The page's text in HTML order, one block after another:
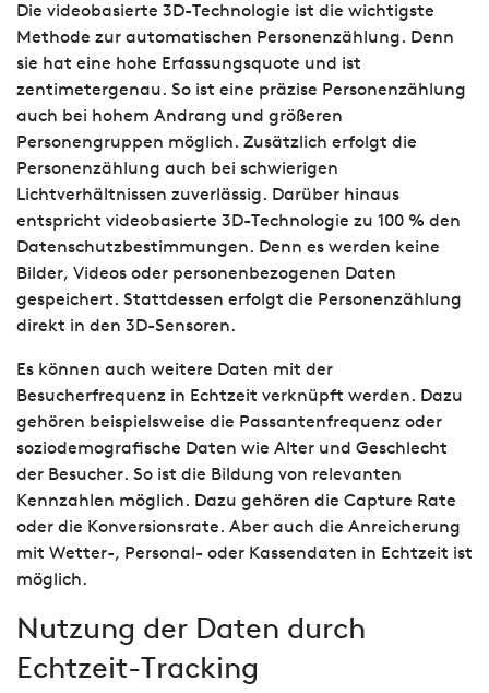
Die videobasierte 3D-Technologie ist die wichtigste
Methode zur automatischen Personenzählung. Denn
sie hat eine hohe Erfassungsquote und ist
zentimetergenau. So ist eine präzise Personenzählung
auch bei hohem Andrang und größeren
Personengruppen möglich. Zusätzlich erfolgt die
Personenzählung auch bei schwierigen
Lichtverhältnissen zuverlässig. Darüber hinaus
entspricht videobasierte 3D-Technologie zu 100 % den
Datenschutzbestimmungen. Denn es werden keine
Bilder, Videos oder personenbezogenen Daten
gespeichert. Stattdessen erfolgt die Personenzählung
direkt in den 3D-Sensoren.
Es können auch weitere Daten mit der
Besucherfrequenz in Echtzeit verknüpft werden. Dazu
gehören beispielsweise die Passantenfrequenz oder
soziodemografische Daten wie Alter und Geschlecht
der Besucher. So ist die Bildung von relevanten
Kennzahlen möglich. Dazu gehören die Capture Rate
oder die Konversionsrate. Aber auch die Anreicherung
mit Wetter-, Personal- oder Kassendaten in Echtzeit ist
möglich.
Nutzung der Daten durch
Echtzeit-Tracking